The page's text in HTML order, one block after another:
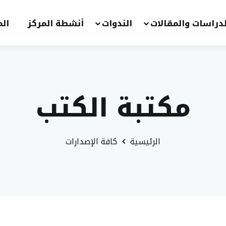
والمقالات الندوات أنشطة المركز
مكتبة الكتب
الرئيسية كافة الإصدارات